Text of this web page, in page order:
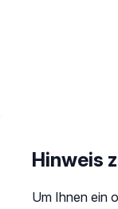
Hinweis
Um Ihnen ein